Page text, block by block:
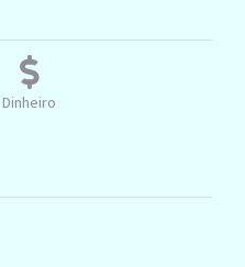
Dinheiro